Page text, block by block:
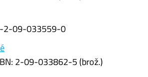
2-09-033559-0
2-09-033862-5 (brož.)